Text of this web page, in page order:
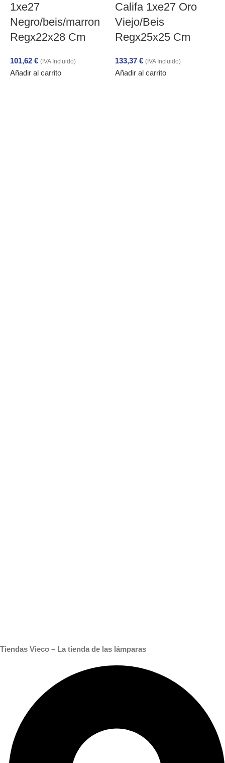
1xe27
Negro/beis/marron
Regx22x28 Cm
101,62 € (IVA Incluido)
Añadir al carrito
Califa 1xe27 Oro
Viejo/Beis
Regx25x25 Cm
133,37 € (IVA Incluido)
Añadir al carrito
Tiendas Vieco – La tienda de las lámparas